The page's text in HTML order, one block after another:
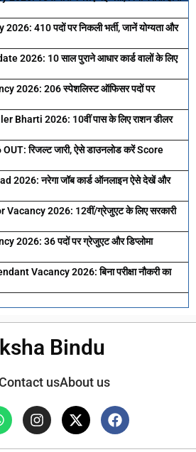
410 पदों पर निकली भर्ती, जानें योग्यता और
2026: 10 साल पुराने आधार कार्ड वालों के लिए
2026: 206 स्पेशलिस्ट ऑफिसर पदों पर
Bharti 2026: 10वीं पास के लिए राशन डीलर
रिजल्ट जारी, ऐसे डाउनलोड करें Score
2026: नरेगा जॉब कार्ड ऑनलाइन ऐसे देखें और
2026: 12वीं/ग्रेजुएट के लिए सरकारी
2026: 36 पदों पर ग्रेजुएट और डिप्लोमा
Vacancy 2026: बिना परीक्षा नौकरी का
Bindu
usAbout us